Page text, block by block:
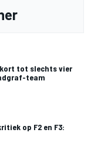
tot slechts vier
team
op F2 en F3: